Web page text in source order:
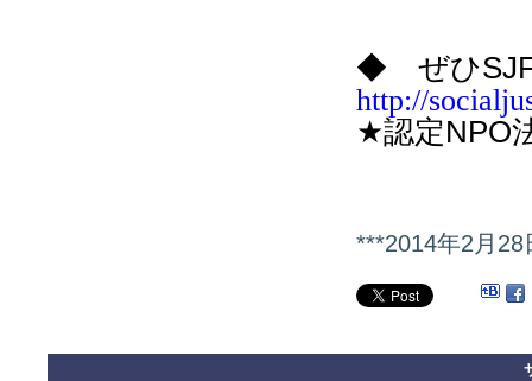
◆ ぜひ
http://
★認定NPO
***2014年2月